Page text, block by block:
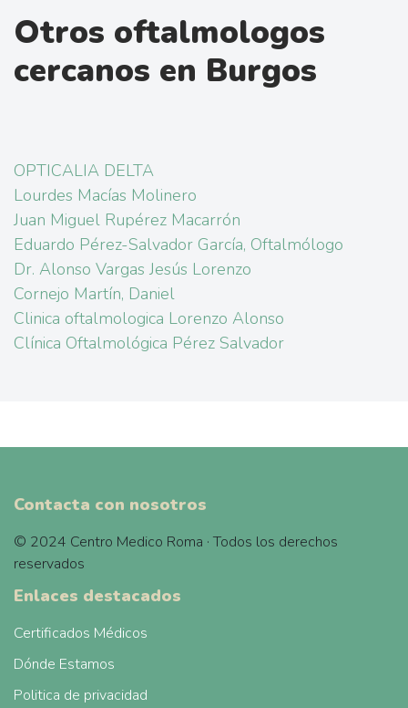
Otros oftalmologos
cercanos en Burgos
OPTICALIA DELTA
Lourdes Macías Molinero
Juan Miguel Rupérez Macarrón
Eduardo Pérez-Salvador García, Oftalmólogo
Dr. Alonso Vargas Jesús Lorenzo
Cornejo Martín, Daniel
Clinica oftalmologica Lorenzo Alonso
Clínica Oftalmológica Pérez Salvador
Contacta con nosotros
© 2024 Centro Medico Roma · Todos los derechos
reservados
Enlaces destacados
Certificados Médicos
Dónde Estamos
Politica de privacidad